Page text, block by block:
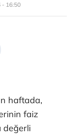
- 16:50
haftada,
faiz
değerli